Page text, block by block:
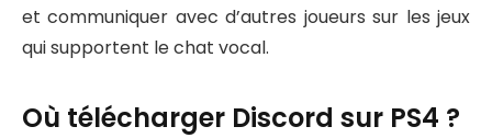
et communiquer avec d’autres joueurs sur les jeux
qui supportent le chat vocal.
Où télécharger Discord sur PS4 ?